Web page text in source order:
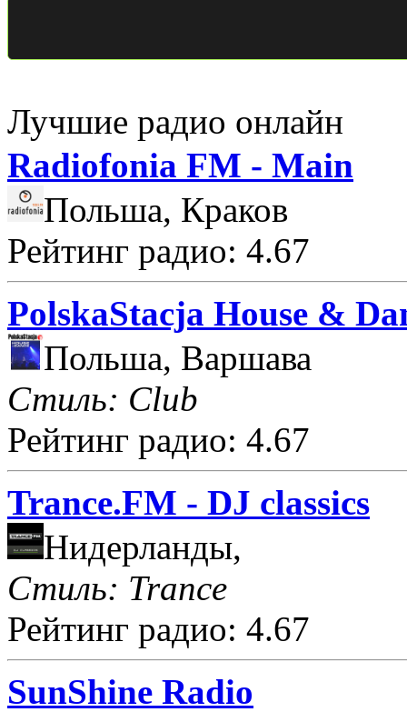
Лучшие радио онлайн
Radiofonia FM - Main
Польша, Краков
Рейтинг радио: 4.67
PolskaStacja House &
Польша, Варшава
Стиль: Club
Рейтинг радио: 4.67
Trance.FM - DJ classics
Нидерланды,
Стиль: Trance
Рейтинг радио: 4.67
SunShine Radio